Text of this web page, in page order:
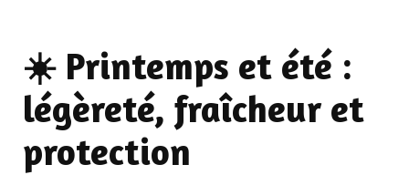
☀️ Printemps et été :
légèreté, fraîcheur et
protection